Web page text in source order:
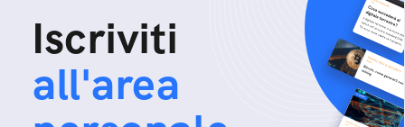
Iscriviti
all'area